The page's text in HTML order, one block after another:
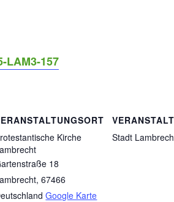
LAM3-157
Kirche
18
, 67466
Google Karte
Stadt